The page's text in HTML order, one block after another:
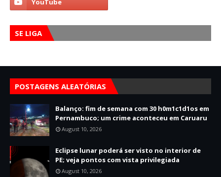
SE LIGA
POSTAGENS ALEATÓRIAS
Balanço: fim de semana com 30 h0m1c1d1os em
Pernambuco; um crime aconteceu em Caruaru
August 10, 2026
Eclipse lunar poderá ser visto no interior de
PE; veja pontos com vista privilegiada
August 10, 2026